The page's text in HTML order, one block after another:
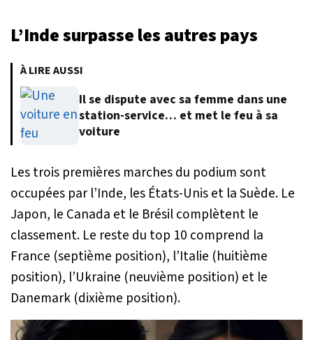
L’Inde surpasse les autres pays
À LIRE AUSSI
Il se dispute avec sa femme dans une
station-service… et met le feu à sa
voiture
Les trois premières marches du podium sont
occupées par l’Inde, les États-Unis et la Suède. Le
Japon, le Canada et le Brésil complètent le
classement. Le reste du top 10 comprend la
France (septième position), l’Italie (huitième
position), l’Ukraine (neuvième position) et le
Danemark (dixième position).